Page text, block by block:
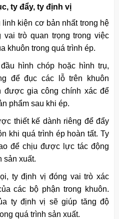
ty đẩy, ty định vị
kiện cơ bản nhất trong hệ
vai trò quan trọng trong việc
khuôn trong quá trình ép.
hình chóp hoặc hình trụ,
để đục các lỗ trên khuôn
được gia công chính xác để
phẩm sau khi ép.
thiết kế dành riêng để đẩy
khi quá trình ép hoàn tất. Ty
để chịu được lực tác động
sản xuất.
ty định vị đóng vai trò xác
các bộ phận trong khuôn.
ty định vị sẽ giúp tăng độ
quá trình sản xuất.